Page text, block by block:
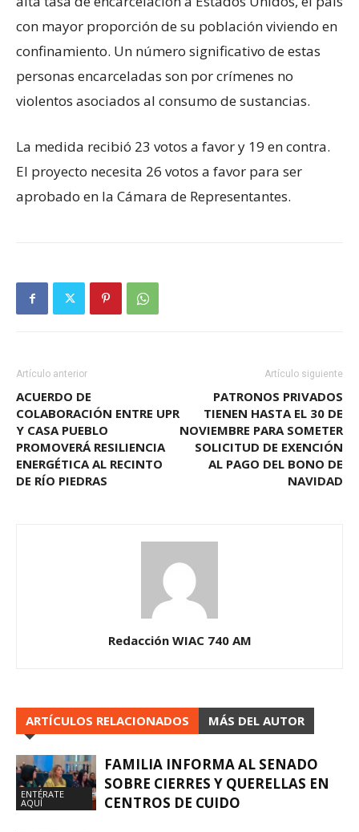
con mayor proporción de su población viviendo en
confinamiento. Un número significativo de estas
personas encarceladas son por crímenes no
violentos asociados al consumo de sustancias.
La medida recibió 23 votos a favor y 19 en contra.
El proyecto necesita 26 votos a favor para ser
aprobado en la Cámara de Representantes.
Artículo anterior
ACUERDO DE
COLABORACIÓN ENTRE UPR
Y CASA PUEBLO
PROMOVERÁ RESILIENCIA
ENERGÉTICA AL RECINTO
DE RÍO PIEDRAS
Artículo siguiente
PATRONOS PRIVADOS
TIENEN HASTA EL 30 DE
NOVIEMBRE PARA SOMETER
SOLICITUD DE EXENCIÓN
AL PAGO DEL BONO DE
NAVIDAD
Redacción WIAC 740 AM
ARTÍCULOS RELACIONADOS MÁS DEL AUTOR
ENTÉRATE
AQUÍ
FAMILIA INFORMA AL SENADO
SOBRE CIERRES Y QUERELLAS EN
CENTROS DE CUIDO